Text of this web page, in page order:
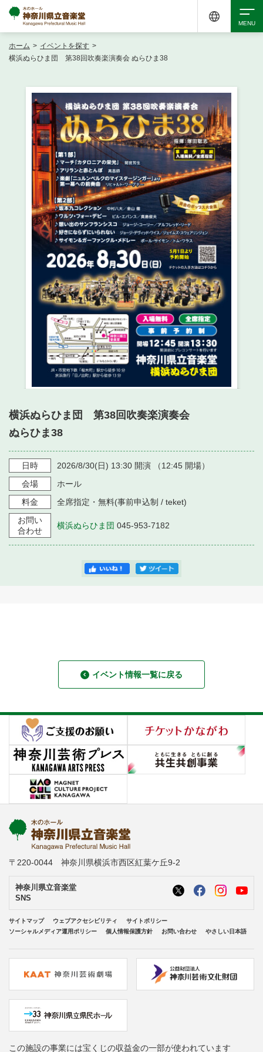
イベントを探す
・ イベント一覧
・ イベントカレンダー
ご来場案内
・ 館内サービス・アクセシビリティ
・ フロアマップ
・ 交通案内
・ よくある質問
施設を借りる
・ 施設を借りる
・ 空き状況
・ 抽選対象日
・ 利用料金
音楽堂について
・ 音楽堂のご案内
・ フロアマップ
・ 芸術参与
神奈川県立音楽堂
アクセシビリティ チケット購入 交通案内
ホーム > イベントを探す >
横浜ぬらひま団 第38回吹奏楽演奏会 ぬらひま38
横浜ぬらひま団 第38回吹奏楽演奏会
ぬらひま38
日時 2026/8/30(日) 13:30 開演 （12:45 開場）
会場
ホール
料金
全席指定・無料(事前申込制 / teket)
お問い
合わせ
横浜ぬらひま団 045-953-7182
イベント情報一覧に戻る
〒220-0044 神奈川県横浜市西区紅葉ケ丘9-2
神奈川県立音楽堂
SNS
サイトマップ ウェブアクセシビリティ
サイトポリシー
ソーシャルメディア運用ポリシー
個人情報保護方針 お問い合わせ やさしい日本語
この施設の事業には宝くじの収益金の一部が使われています